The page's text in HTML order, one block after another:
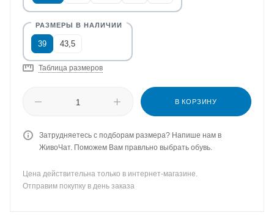
39 43,5
Таблица размеров
В КОРЗИНУ
Затрудняетесь с подборам размера? Напише нам в
ЖивоЧат. Поможем Вам правльно выбрать обувь.
Цена действительна только в интернет-магазине.
Отправим покупку в день заказа